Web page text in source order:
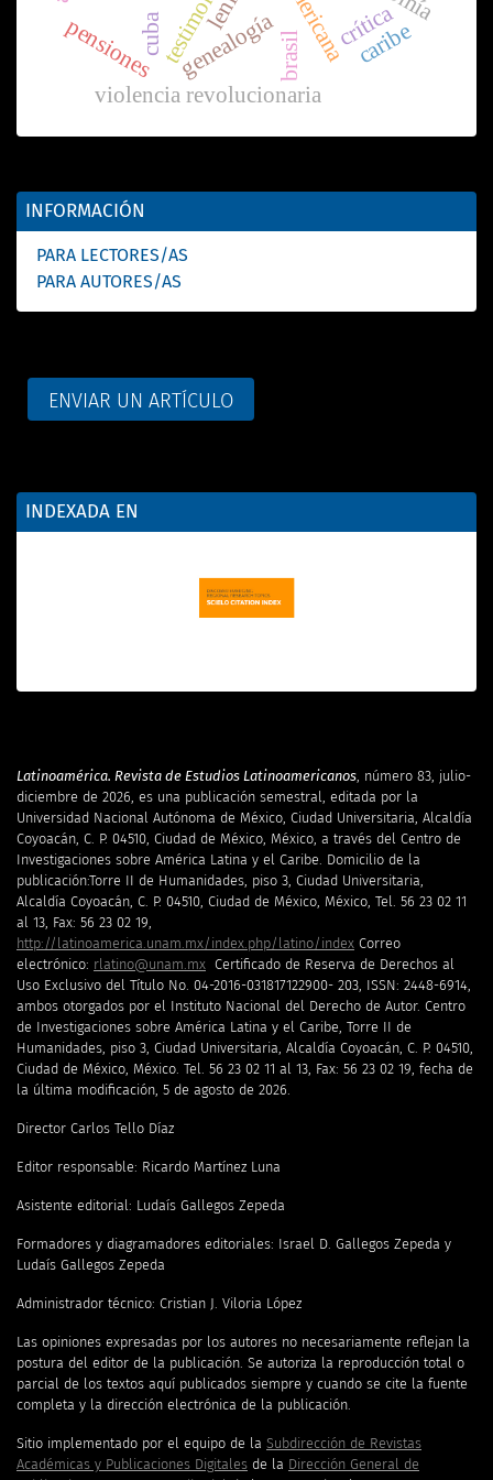
crítica
genealogía
violencia revolucionaria
caribe
pensiones
cuba brasil
INFORMACIÓN
PARA LECTORES/AS
PARA AUTORES/AS
ENVIAR UN ARTÍCULO
INDEXADA EN
Latinoamérica. Revista de Estudios Latinoamericanos, número 83, julio-
diciembre de 2026, es una publicación semestral, editada por la
Universidad Nacional Autónoma de México, Ciudad Universitaria, Alcaldía
Coyoacán, C. P. 04510, Ciudad de México, México, a través del Centro de
Investigaciones sobre América Latina y el Caribe. Domicilio de la
publicación:Torre II de Humanidades, piso 3, Ciudad Universitaria,
Alcaldía Coyoacán, C. P. 04510, Ciudad de México, México, Tel. 56 23 02 11
al 13, Fax: 56 23 02 19,
http://latinoamerica.unam.mx/index.php/latino/index Correo
electrónico: rlatino@unam.mx Certificado de Reserva de Derechos al
Uso Exclusivo del Título No. 04-2016-031817122900- 203, ISSN: 2448-6914,
ambos otorgados por el Instituto Nacional del Derecho de Autor. Centro
de Investigaciones sobre América Latina y el Caribe, Torre II de
Humanidades, piso 3, Ciudad Universitaria, Alcaldía Coyoacán, C. P. 04510,
Ciudad de México, México. Tel. 56 23 02 11 al 13, Fax: 56 23 02 19, fecha de
la última modificación, 5 de agosto de 2026.
Director Carlos Tello Díaz
Editor responsable: Ricardo Martínez Luna
Asistente editorial: Ludaís Gallegos Zepeda
Formadores y diagramadores editoriales: Israel D. Gallegos Zepeda y
Ludaís Gallegos Zepeda
Administrador técnico: Cristian J. Viloria López
Las opiniones expresadas por los autores no necesariamente reflejan la
postura del editor de la publicación. Se autoriza la reproducción total o
parcial de los textos aquí publicados siempre y cuando se cite la fuente
completa y la dirección electrónica de la publicación.
Sitio implementado por el equipo de la Subdirección de Revistas
Académicas y Publicaciones Digitales de la Dirección General de